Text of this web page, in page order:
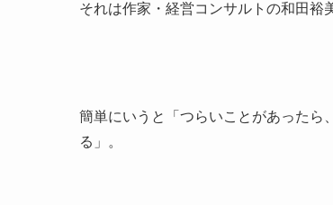
それは作家・経営コンサルトの和田裕
簡単にいうと「つらいことがあったら
る」。